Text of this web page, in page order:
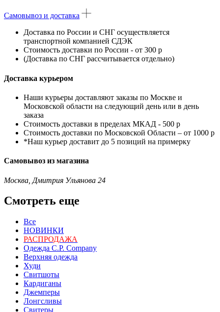
Самовывоз и доставка
Доставка по России и СНГ осуществляется
транспортной компанией СДЭК
Стоимость доставки по России - от 300 р
(Доставка по СНГ рассчитывается отдельно)
Доставка курьером
Наши курьеры доставляют заказы по Москве и
Московской области на следующий день или в день
заказа
Стоимость доставки в пределах МКАД - 500 р
Стоимость доставки по Московской Области – от 1000 р
*Наш курьер доставит до 5 позиций на примерку
Самовывоз из магазина
Москва, Дмитрия Ульянова 24
Смотреть еще
Все
НОВИНКИ
РАСПРОДАЖА
Одежда C.P. Сompany
Верхняя одежда
Худи
Свитшоты
Кардиганы
Джемперы
Лонгсливы
Свитеры